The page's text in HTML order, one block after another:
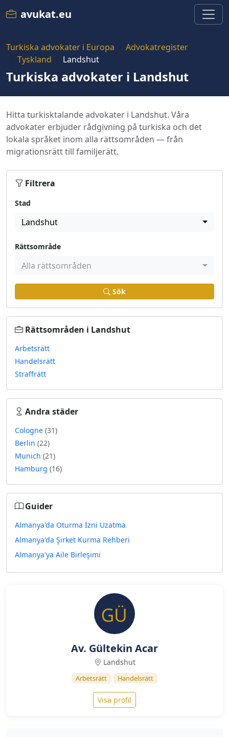
avukat.eu
Turkiska advokater i Europa
Advokatregister
Tyskland
Landshut
Turkiska advokater i Landshut
Hitta turkisktalande advokater i Landshut. Våra
advokater erbjuder rådgivning på turkiska och det
lokala språket inom alla rättsområden — från
migrationsrätt till familjerätt.
Filtrera
Stad
Landshut
Rättsområde
Alla rättsområden
Sök
Rättsområden i Landshut
Arbetsrätt
Handelsrätt
Straffrätt
Andra städer
Cologne (31)
Berlin (22)
Munich (21)
Hamburg (16)
Guider
Almanya'da Oturma İzni Uzatma
Almanya'da Şirket Kurma Rehberi
Almanya'ya Aile Birleşimi
Av. Gültekin Acar
Landshut
Arbetsrätt Handelsrätt
Visa profil